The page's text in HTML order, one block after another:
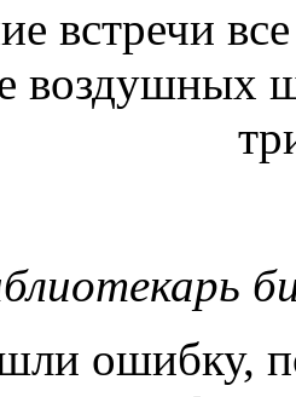
встречи
воздушных
ошибку,